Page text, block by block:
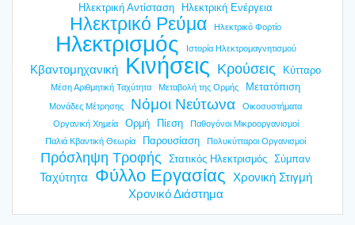
Ηλεκτρική Αντίσταση
Ηλεκτρική Ενέργεια
Ηλεκτρικό Ρεύμα Ηλεκτρικό Φορτίο
Ηλεκτρισμός Ιστορία Ηλεκτρομαγνητισμού
Κβαντομηχανική Κινήσεις Κρούσεις Κύτταρο
Μέση Αριθμητική Ταχύτητα Μεταβολή της Ορμής Μετατόπιση
Μονάδες Μέτρησης Νόμοι Νεύτωνα
Οικοσυστήματα
Οργανική Χημεία
Ορμή Πίεση
Παθογόνοι Μικροοργανισμοί
Παλιά Κβαντική Θεωρία
Παρουσίαση Πολυκύτταροι Οργανισμοί
Πρόσληψη Τροφής Στατικός Ηλεκτρισμός Σύμπαν
Ταχύτητα Φύλλο Εργασίας
Χρονική Στιγμή
Χρονικό Διάστημα